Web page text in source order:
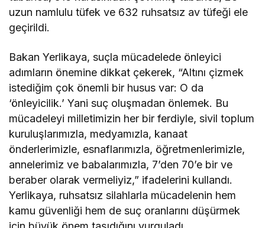
uzun namlulu tüfek ve 632 ruhsatsız av tüfeği ele
geçirildi.
Bakan Yerlikaya, suçla mücadelede önleyici
adımların önemine dikkat çekerek, “Altını çizmek
istediğim çok önemli bir husus var: O da
‘önleyicilik.’ Yani suç oluşmadan önlemek. Bu
mücadeleyi milletimizin her bir ferdiyle, sivil toplum
kuruluşlarımızla, medyamızla, kanaat
önderlerimizle, esnaflarımızla, öğretmenlerimizle,
annelerimiz ve babalarımızla, 7’den 70’e bir ve
beraber olarak vermeliyiz,” ifadelerini kullandı.
Yerlikaya, ruhsatsız silahlarla mücadelenin hem
kamu güvenliği hem de suç oranlarını düşürmek